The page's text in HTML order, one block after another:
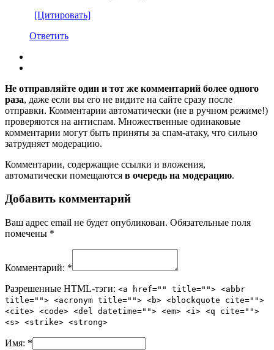
[Цитировать]
Ответить
Не отправляйте один и тот же комментарий более одного
раза, даже если вы его не видите на сайте сразу после
отправки. Комментарии автоматически (не в ручном режиме!)
проверяются на антиспам. Множественные одинаковые
комментарии могут быть приняты за спам-атаку, что сильно
затрудняет модерацию.
Комментарии, содержащие ссылки и вложения,
автоматически помещаются в очередь на модерацию.
Добавить комментарий
Ваш адрес email не будет опубликован. Обязательные поля
помечены *
Комментарий: *
Разрешенные HTML-тэги: <a href="" title=""> <abbr
title=""> <acronym title=""> <b> <blockquote cite="">
<cite> <code> <del datetime=""> <em> <i> <q cite="">
<s> <strike> <strong>
Имя: *